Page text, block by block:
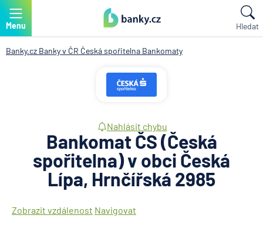
Menu Hledat
Banky.cz Banky v ČR Česká spořitelna Bankomaty
Nahlásit chybu
Bankomat ČS (Česká
spořitelna) v obci Česká
Lípa, Hrnčířská 2985
Zobrazit vzdálenost Navigovat